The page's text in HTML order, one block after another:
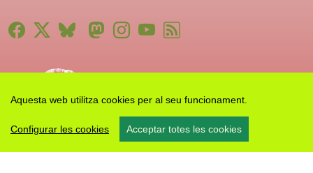
Aquesta web utilitza cookies per al seu funcionament.
Configurar les cookies Acceptar totes les cookies